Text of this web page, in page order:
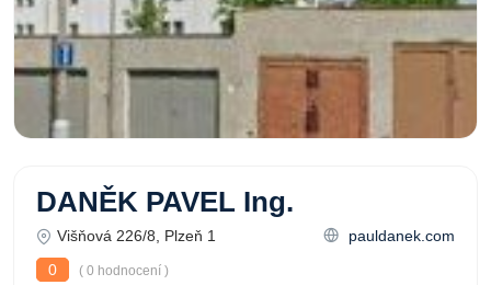
DANĚK PAVEL Ing.
Višňová 226/8, Plzeň 1
pauldanek.com
0
( 0 hodnocení )